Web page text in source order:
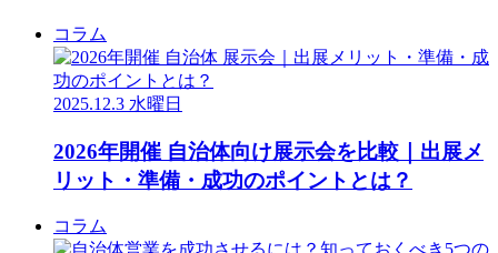
コラム
2025.12.3 水曜日
2026年開催 自治体向け展示会を比較｜出展メ
リット・準備・成功のポイントとは？
コラム